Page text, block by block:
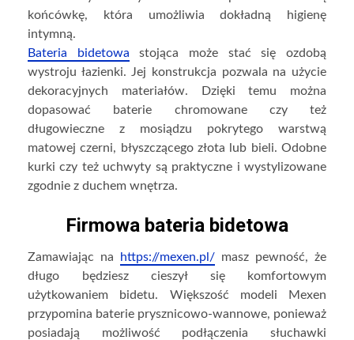
końcówkę, która umożliwia dokładną higienę
intymną.
Bateria bidetowa stojąca może stać się ozdobą
wystroju łazienki. Jej konstrukcja pozwala na użycie
dekoracyjnych materiałów. Dzięki temu można
dopasować baterie chromowane czy też
długowieczne z mosiądzu pokrytego warstwą
matowej czerni, błyszczącego złota lub bieli. Odobne
kurki czy też uchwyty są praktyczne i wystylizowane
zgodnie z duchem wnętrza.
Firmowa bateria bidetowa
Zamawiając na https://mexen.pl/ masz pewność, że
długo będziesz cieszył się komfortowym
użytkowaniem bidetu. Większość modeli Mexen
przypomina baterie prysznicowo-wannowe, ponieważ
posiadają możliwość podłączenia słuchawki